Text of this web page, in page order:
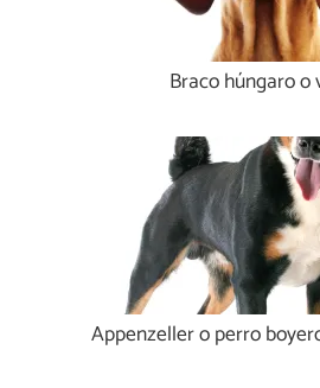
Braco húngaro o
Appenzeller o perro